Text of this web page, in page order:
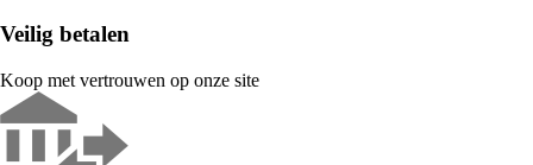
Veilig betalen
Koop met vertrouwen op onze site